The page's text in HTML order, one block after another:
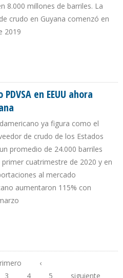
8.000 millones de barriles. La
crudo en Guyana comenzó en
2019
en EEUU ahora
ya figura como el
de crudo de los Estados
promedio de 24.000 barriles
primer cuatrimestre de 2020 y en
al mercado
aumentaron 115% con
‹
3 4 5
siguiente